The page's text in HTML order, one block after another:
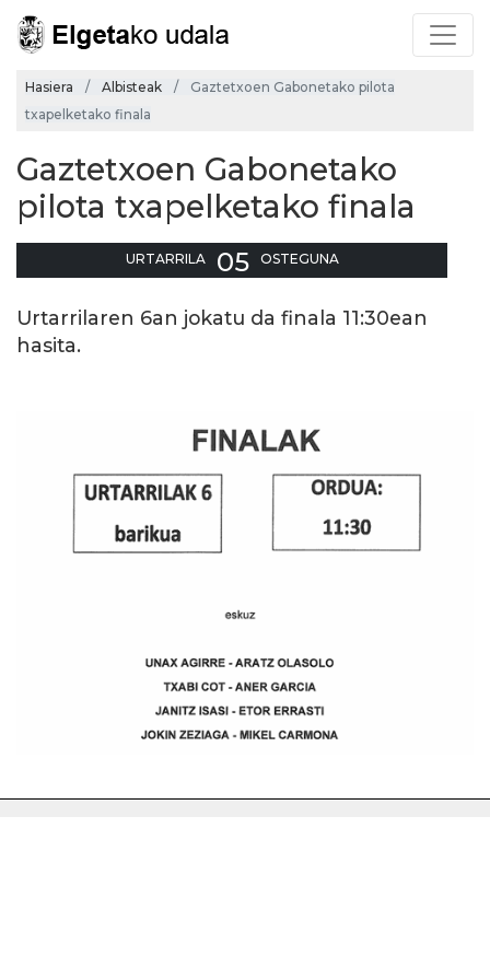
Hasiera Albisteak
Gaztetxoen Gabonetako pilota
txapelketako finala
Gaztetxoen Gabonetako
pilota txapelketako finala
URTARRILA 05 OSTEGUNA
Urtarrilaren 6an jokatu da finala 11:30ean
hasita.